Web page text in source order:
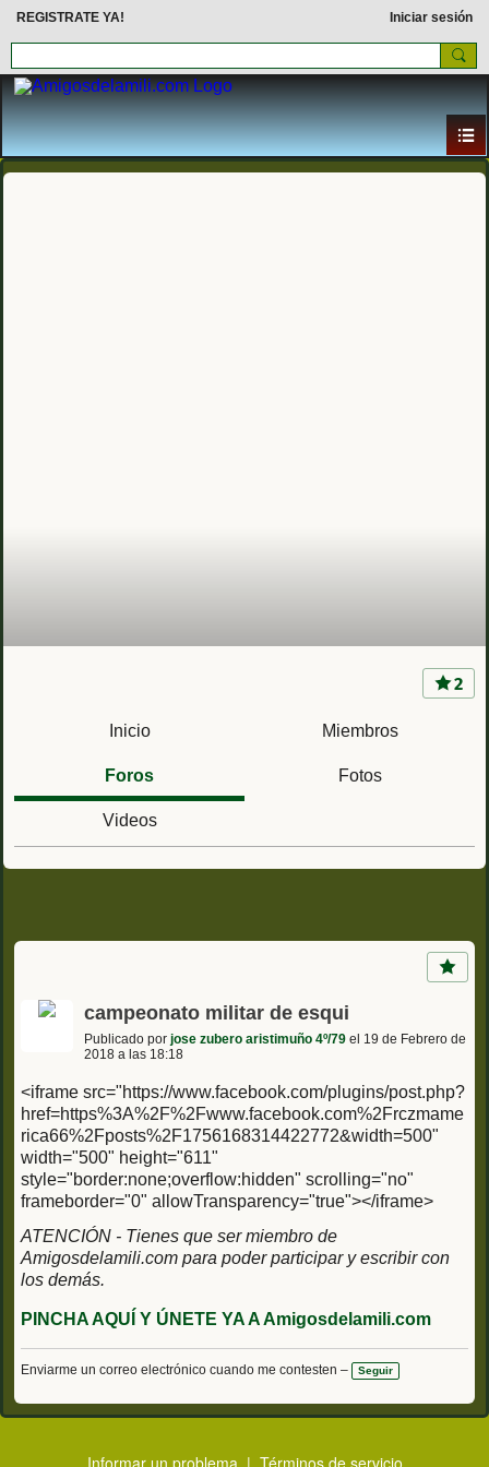
REGISTRATE YA! Iniciar sesión
Acuartelamiento Aizoain (Navarra) Regimiento
de Cazadores de Montaña América 66
2
Inicio Miembros
Foros Fotos
Videos
campeonato militar de esqui
Publicado por jose zubero aristimuño 4º/79 el 19 de Febrero de
2018 a las 18:18
<iframe src="https://www.facebook.com/plugins/post.php?
href=https%3A%2F%2Fwww.facebook.com%2Frczmame
rica66%2Fposts%2F1756168314422772&width=500"
width="500" height="611"
style="border:none;overflow:hidden" scrolling="no"
frameborder="0" allowTransparency="true"></iframe>
ATENCIÓN - Tienes que ser miembro de
Amigosdelamili.com para poder participar y escribir con
los demás.
PINCHA AQUÍ Y ÚNETE YA A Amigosdelamili.com
Enviarme un correo electrónico cuando me contesten – Seguir